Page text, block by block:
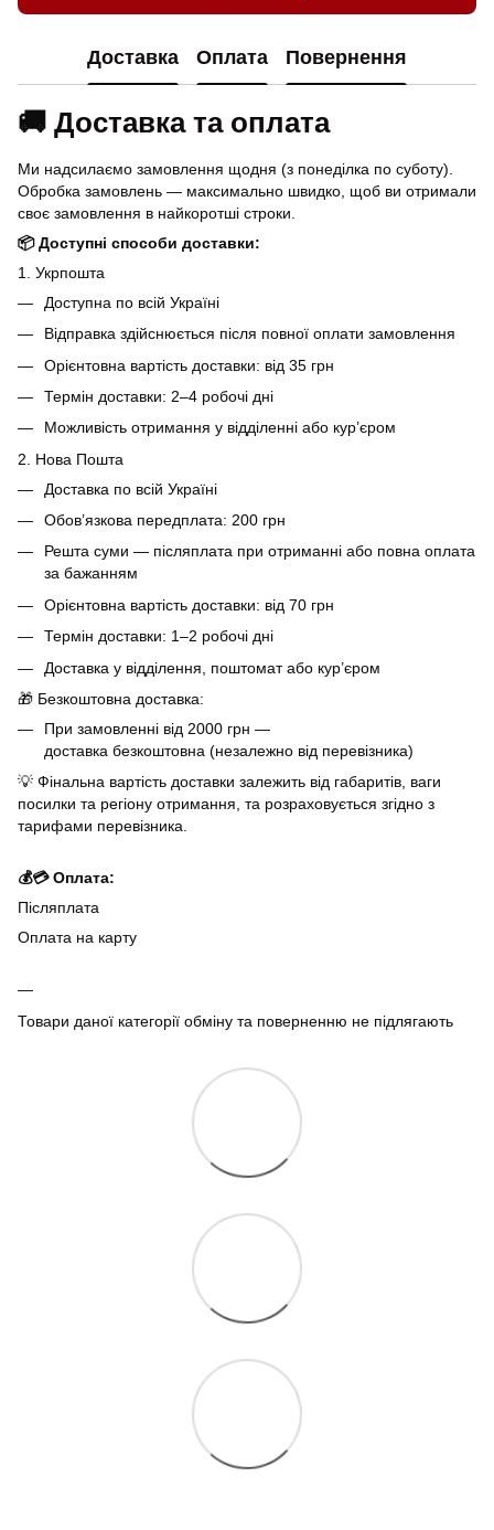
Доставка Оплата Повернення
🚚 Доставка та оплата
Ми надсилаємо замовлення щодня (з понеділка по суботу).
Обробка замовлень — максимально швидко, щоб ви отримали
своє замовлення в найкоротші строки.
📦 Доступні способи доставки:
1. Укрпошта
Доступна по всій Україні
Відправка здійснюється після повної оплати замовлення
Орієнтовна вартість доставки: від 35 грн
Термін доставки: 2–4 робочі дні
Можливість отримання у відділенні або кур’єром
2. Нова Пошта
Доставка по всій Україні
Обов’язкова передплата: 200 грн
Решта суми — післяплата при отриманні або повна оплата
за бажанням
Орієнтовна вартість доставки: від 70 грн
Термін доставки: 1–2 робочі дні
Доставка у відділення, поштомат або кур’єром
🎁 Безкоштовна доставка:
При замовленні від 2000 грн —
доставка безкоштовна (незалежно від перевізника)
💡 Фінальна вартість доставки залежить від габаритів, ваги
посилки та регіону отримання, та розраховується згідно з
тарифами перевізника.
💰💳 Оплата:
Післяплата
Оплата на карту
Товари даної категорії обміну та поверненню не підлягають